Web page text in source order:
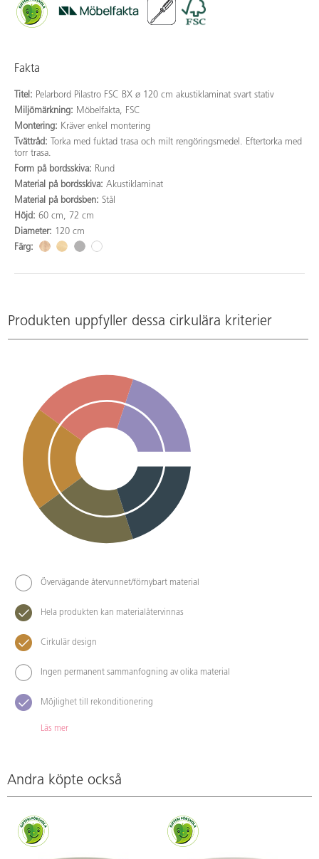
Fakta
Titel: Pelarbord Pilastro FSC BX ø 120 cm akustiklaminat svart stativ
Miljömärkning: Möbelfakta, FSC
Montering: Kräver enkel montering
Tvättråd:
Torka med fuktad trasa och milt rengöringsmedel. Eftertorka med
torr trasa.
Form på bordsskiva: Rund
Material på bordsskiva: Akustiklaminat
Material på bordsben: Stål
Höjd: 60 cm, 72 cm
Diameter: 120 cm
Färg:
Produkten uppfyller dessa cirkulära kriterier
Övervägande återvunnet/förnybart material
Hela produkten kan materialåtervinnas
Cirkulär design
Ingen permanent sammanfogning av olika material
Möjlighet till rekonditionering
Läs mer
Andra köpte också